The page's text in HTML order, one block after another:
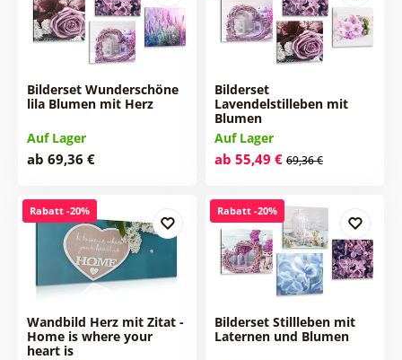
Bilderset Wunderschöne
lila Blumen mit Herz
Auf Lager
ab 69,36 €
Bilderset
Lavendelstilleben mit
Blumen
Auf Lager
ab 55,49 € 69,36 €
Rabatt -20%
Wandbild Herz mit Zitat -
Home is where your
heart is
Rabatt -20%
Bilderset Stillleben mit
Laternen und Blumen